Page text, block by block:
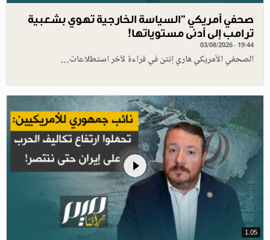
صحفي أمريكي "السياسة الخارجية تهوي بشعبية
ترامب إلى أدنى مستوياتها!
03/08/2026 - 19:44
الصحفي الأمريكي هاري إنتن في قراءة لآخر استطلاعات…
1.05